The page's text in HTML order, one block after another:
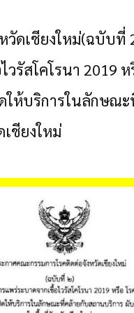
ดเชียงใหม่(ฉบับที่
รัสโคโรนา 2019
ให้บริการในลักษณ
ชียงใหม่